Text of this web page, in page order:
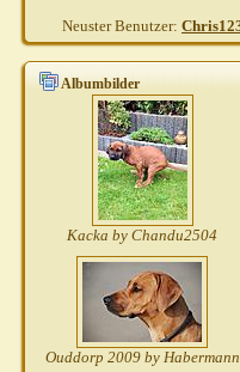
Neuster Benutzer:
Albumbilder
Kacka by Chandu2504
Ouddorp 2009 by Habermann